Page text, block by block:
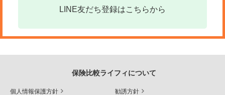
LINE友だち登録はこちらから
保険比較ライフィについて
個人情報保護方針 勧誘方針